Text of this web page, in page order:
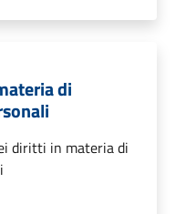
di
diritti in materia di